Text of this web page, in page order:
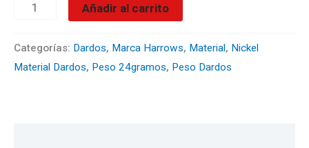
Añadir al carrito
Categorías: Dardos, Marca Harrows, Material , Nickel
Material Dardos, Peso 24gramos, Peso Dardos